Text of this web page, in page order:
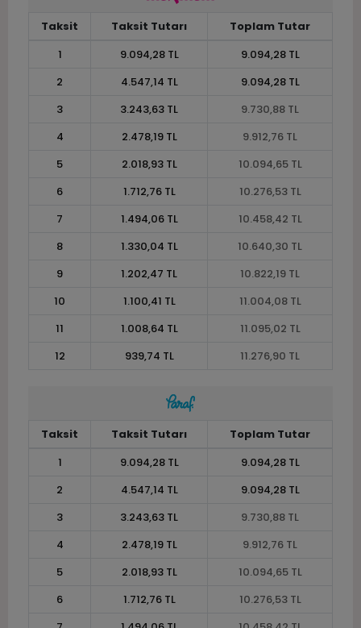
Taksit Taksit Tutarı
Toplam Tutar
1
9.094,28 TL
9.094,28 TL
2
4.547,14 TL
9.094,28 TL
3
3.243,63 TL
9.730,88 TL
4
2.478,19 TL
9.912,76 TL
5
2.018,93 TL
10.094,65 TL
6
1.712,76 TL
10.276,53 TL
7
1.494,06 TL
10.458,42 TL
8
1.330,04 TL
10.640,30 TL
9
1.202,47 TL
10.822,19 TL
10
1.100,41 TL
11.004,08 TL
11
1.008,64 TL
11.095,02 TL
12
939,74 TL 11.276,90 TL
Taksit Taksit Tutarı
Toplam Tutar
1
9.094,28 TL
9.094,28 TL
2
4.547,14 TL
9.094,28 TL
3
3.243,63 TL
9.730,88 TL
4
2.478,19 TL
9.912,76 TL
5
2.018,93 TL
10.094,65 TL
6
1.712,76 TL
10.276,53 TL